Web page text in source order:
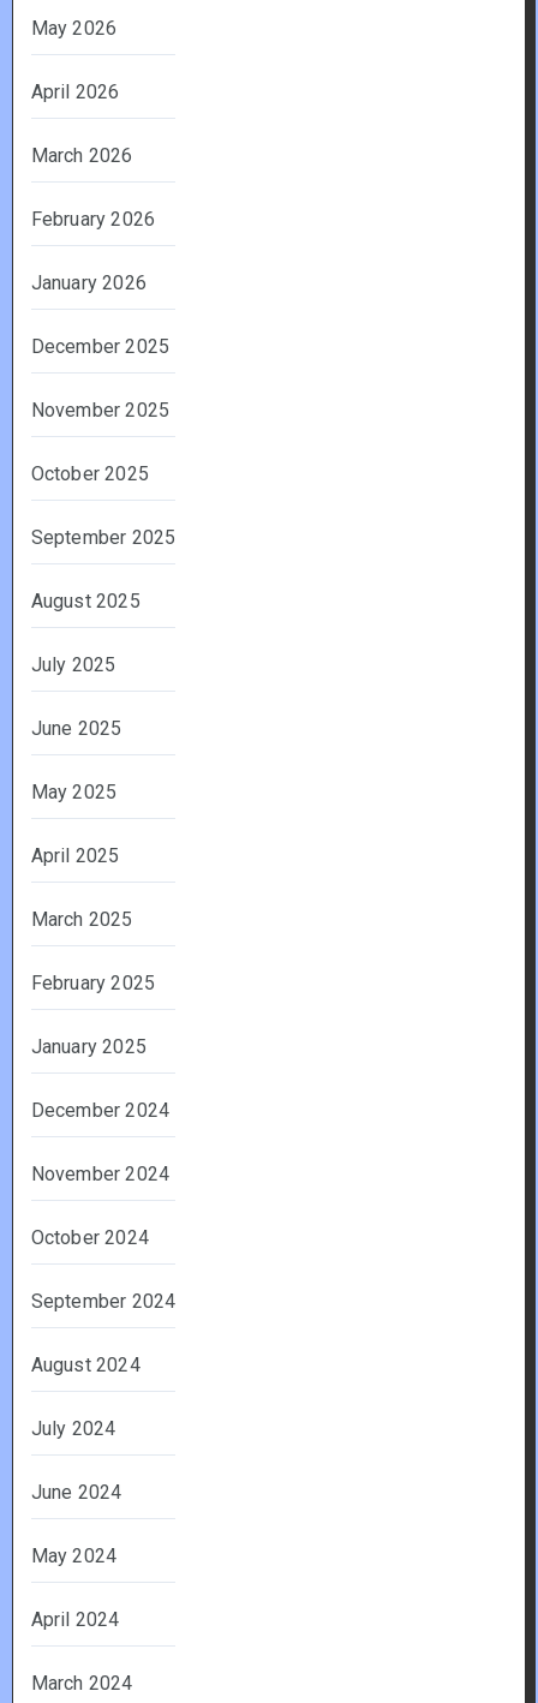
May 2026
April 2026
March 2026
February 2026
January 2026
December 2025
November 2025
October 2025
September 2025
August 2025
July 2025
June 2025
May 2025
April 2025
March 2025
February 2025
January 2025
December 2024
November 2024
October 2024
September 2024
August 2024
July 2024
June 2024
May 2024
April 2024
March 2024